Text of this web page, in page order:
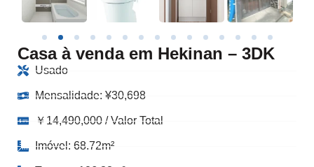
Casa à venda em Hekinan – 3DK
Usado
Mensalidade: ¥30,698
￥14,490,000 / Valor Total
Imóvel: 68.72m²